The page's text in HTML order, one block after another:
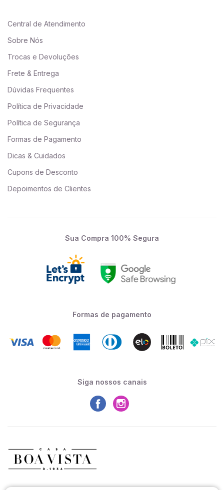
Central de Atendimento
Sobre Nós
Trocas e Devoluções
Frete & Entrega
Dúvidas Frequentes
Política de Privacidade
Política de Segurança
Formas de Pagamento
Dicas & Cuidados
Cupons de Desconto
Depoimentos de Clientes
Sua Compra 100% Segura
Formas de pagamento
Siga nossos canais